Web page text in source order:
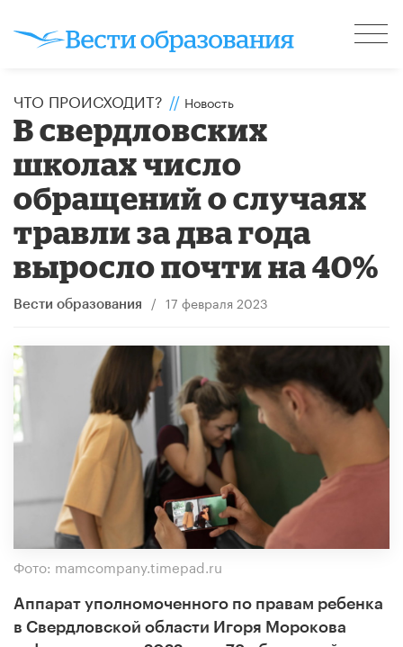
ЧТО ПРОИСХОДИТ? // Новость
В свердловских
школах число
обращений о случаях
травли за два года
выросло почти на 40%
Вести образования / 17 февраля 2023
Фото: mamcompany.timepad.ru
Аппарат уполномоченного по правам ребенка
в Свердловской области Игоря Морокова